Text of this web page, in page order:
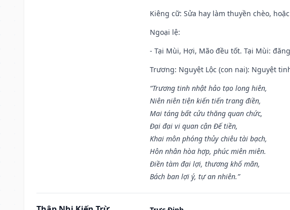
Kiêng cữ: Sửa hay làm thuyền chèo,
Ngoại lệ:
- Tại Mùi, Hợi, Mão đều tốt. Tại Mùi:
Trương: Nguyệt Lộc (con nai): Nguyệt
“Trương tinh nhật hảo tạo long hiên,
Niên niên tiện kiến tiến trang điền,
Mai táng bất cửu thăng quan chức,
Đại đại vi quan cận Đế tiền,
Khai môn phóng thủy chiêu tài bạch,
Hôn nhân hòa hợp, phúc miên miên.
Điền tàm đại lợi, thương khố mãn,
Bách ban lợi ý, tự an nhiên.”